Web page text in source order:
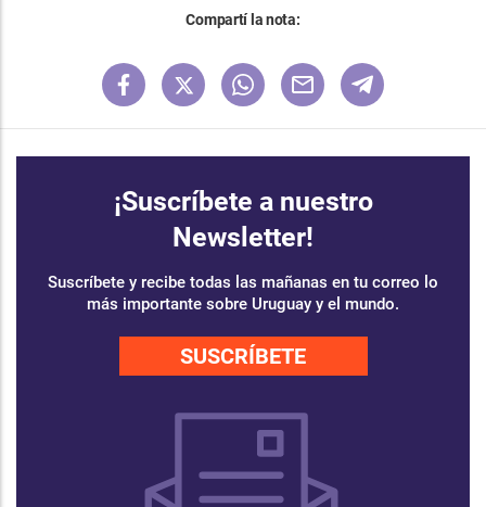
Compartí la nota:
¡Suscríbete a nuestro
Newsletter!
Suscríbete y recibe todas las mañanas en tu correo lo
más importante sobre Uruguay y el mundo.
SUSCRÍBETE